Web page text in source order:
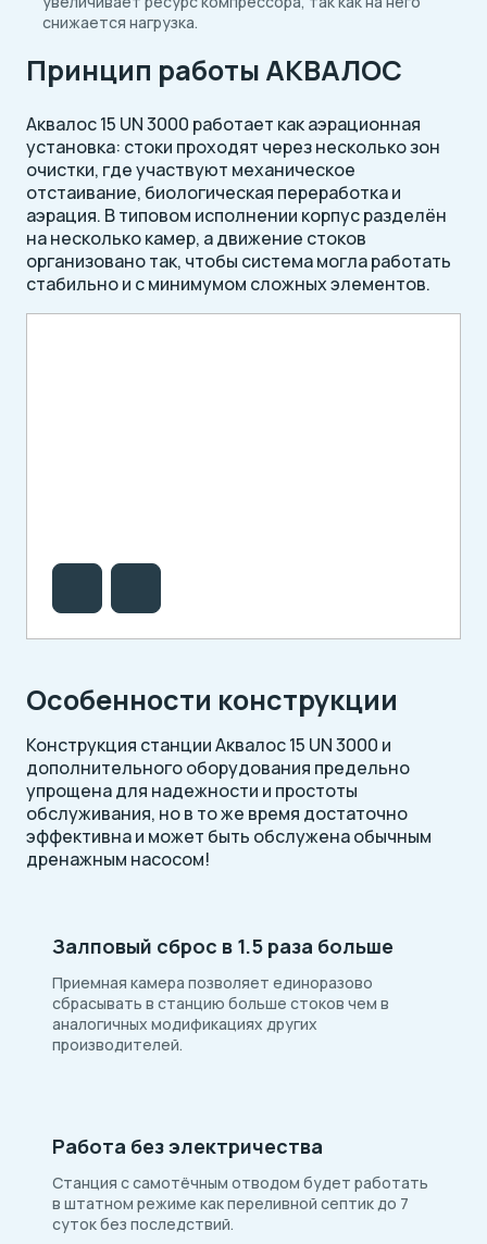
снижается нагрузка.
Принцип работы АКВАЛОС
Аквалос 15 UN 3000 работает как аэрационная
установка: стоки проходят через несколько зон
очистки, где участвуют механическое
отстаивание, биологическая переработка и
аэрация. В типовом исполнении корпус разделён
на несколько камер, а движение стоков
организовано так, чтобы система могла работать
стабильно и с минимумом сложных элементов.
Особенности конструкции
Конструкция станции Аквалос 15 UN 3000 и
дополнительного оборудования предельно
упрощена для надежности и простоты
обслуживания, но в то же время достаточно
эффективна и может быть обслужена обычным
дренажным насосом!
Залповый сброс в 1.5 раза больше
Приемная камера позволяет единоразово
сбрасывать в станцию больше стоков чем в
аналогичных модификациях других
производителей.
Работа без электричества
Станция c самотёчным отводом будет работать
в штатном режиме как переливной септик до 7
суток без последствий.